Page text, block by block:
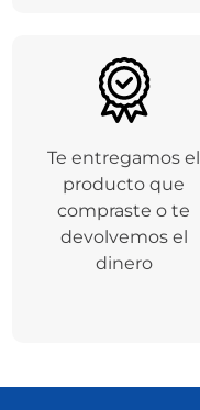
Te entregamos el
producto que
compraste o te
devolvemos el
dinero